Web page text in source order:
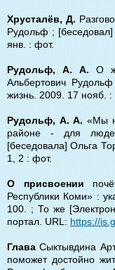
Хрусталёв, Д.
Рудольф ;
янв. : фот.
Рудольф, А. А. О
Альбертович
жизнь. 2009. 17 нояб. :
Рудольф, А. А. «Мы
районе - для
[беседовала] Ольга
1, 2 : фот.
О присвоении
Республики Коми» :
100. ; То же
портал. URL: https://
Глава Сыктывдина
поможет достойно